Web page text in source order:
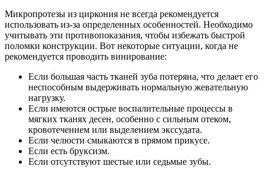
Микропротезы из циркония не всегда рекомендуется
использовать из-за определенных особенностей. Необходимо
учитывать эти противопоказания, чтобы избежать быстрой
поломки конструкции. Вот некоторые ситуации, когда не
рекомендуется проводить винирование:
Если большая часть тканей зуба потеряна, что делает его
неспособным выдерживать нормальную жевательную
нагрузку.
Если имеются острые воспалительные процессы в
мягких тканях десен, особенно с сильным отеком,
кровотечением или выделением экссудата.
Если челюсти смыкаются в прямом прикусе.
Если есть бруксизм.
Если отсутствуют шестые или седьмые зубы.